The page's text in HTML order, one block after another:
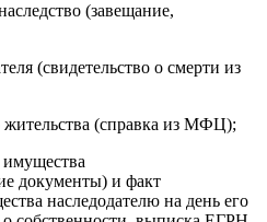
(завещание,
(свидетельство о смерти из
жительства (справка из МФЦ);
имущества
документы) и факт
наследодателю на день его